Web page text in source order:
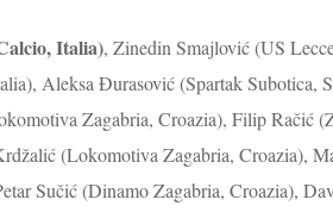
Italia), Zinedin Smajlović (US
Aleksa Đurasović (Spartak Subotica,
Zagabria, Croazia), Filip Račić
(Lokomotiva Zagabria, Croazia),
Sučić (Dinamo Zagabria, Croazia),